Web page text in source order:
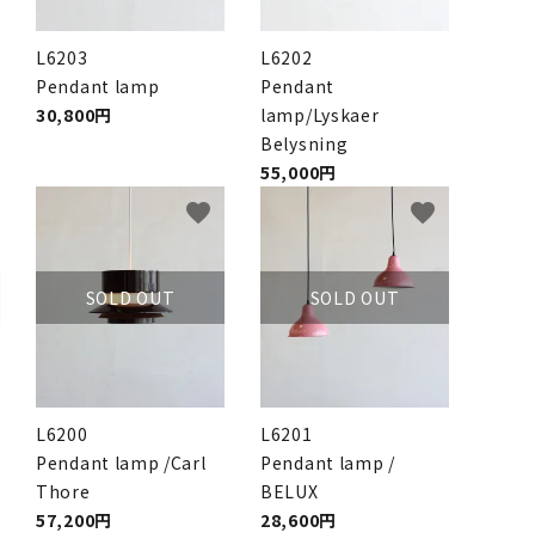
L6203
Pendant lamp
30,800円
L6202
Pendant
lamp/Lyskaer
Belysning
55,000円
SOLD OUT
L6200
Pendant lamp /Carl
Thore
57,200円
favorite
SOLD OUT
L6201
Pendant lamp /
BELUX
28,600円
favorite